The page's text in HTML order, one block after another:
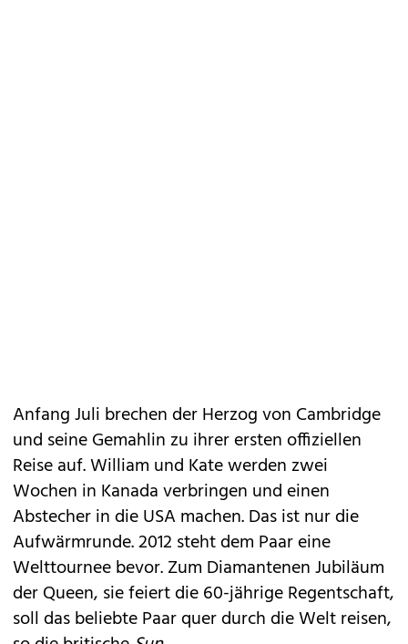
Anfang Juli brechen der Herzog von Cambridge
und seine Gemahlin zu ihrer ersten offiziellen
Reise auf. William und Katewerden zwei
Wochen in Kanada verbringen und einen
Abstecher in die USA machen. Das ist nur die
Aufwärmrunde. 2012 steht dem Paar eine
Welttournee bevor. Zum Diamantenen Jubiläum
der Queen, sie feiert die 60-jährige Regentschaft,
soll das beliebte Paar quer durch die Welt reisen,